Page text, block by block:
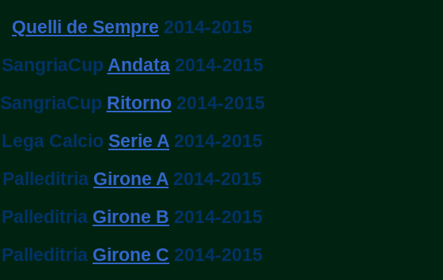
Quelli de Sempre 2014-2015
SangriaCup Andata2014-2015
SangriaCup Ritorno2014-2015
Lega Calcio Serie A 2014-2015
Palleditria Girone A 2014-2015
Palleditria Girone B 2014-2015
Palleditria Girone C 2014-2015